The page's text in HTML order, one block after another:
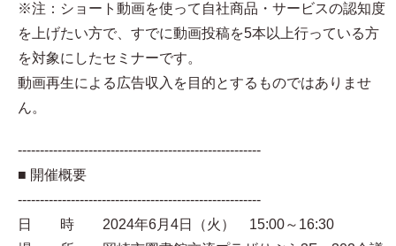
※注：ショート動画を使って自社商品・サービスの認知度
を上げたい方で、すでに動画投稿を5本以上行っている方
を対象にしたセミナーです。
動画再生による広告収入を目的とするものではありませ
ん。
-------------------------------------------------------
■ 開催概要
-------------------------------------------------------
日 時 2024年6月4日（火） 15:00～16:30